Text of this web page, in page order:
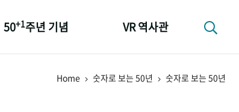
50+1주년 기념 VR 역사관
Home 숫자로 보는 50년 숫자로 보는 50년